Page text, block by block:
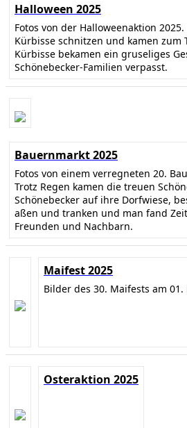
Halloween 2025
Fotos von der Halloweenaktion
Kürbisse schnitzen und kamen zum
Kürbisse bekamen ein gruseliges
Schönebecker-Familien verpasst.
Bauernmarkt 2025
Fotos von einem verregneten 20.
Trotz Regen kamen die treuen
Schönebecker auf ihre Dorfwiese,
aßen und tranken und man fand
Freunden und Nachbarn.
Maifest 2025
Bilder des 30. Maifests am 01.
Osteraktion 2025